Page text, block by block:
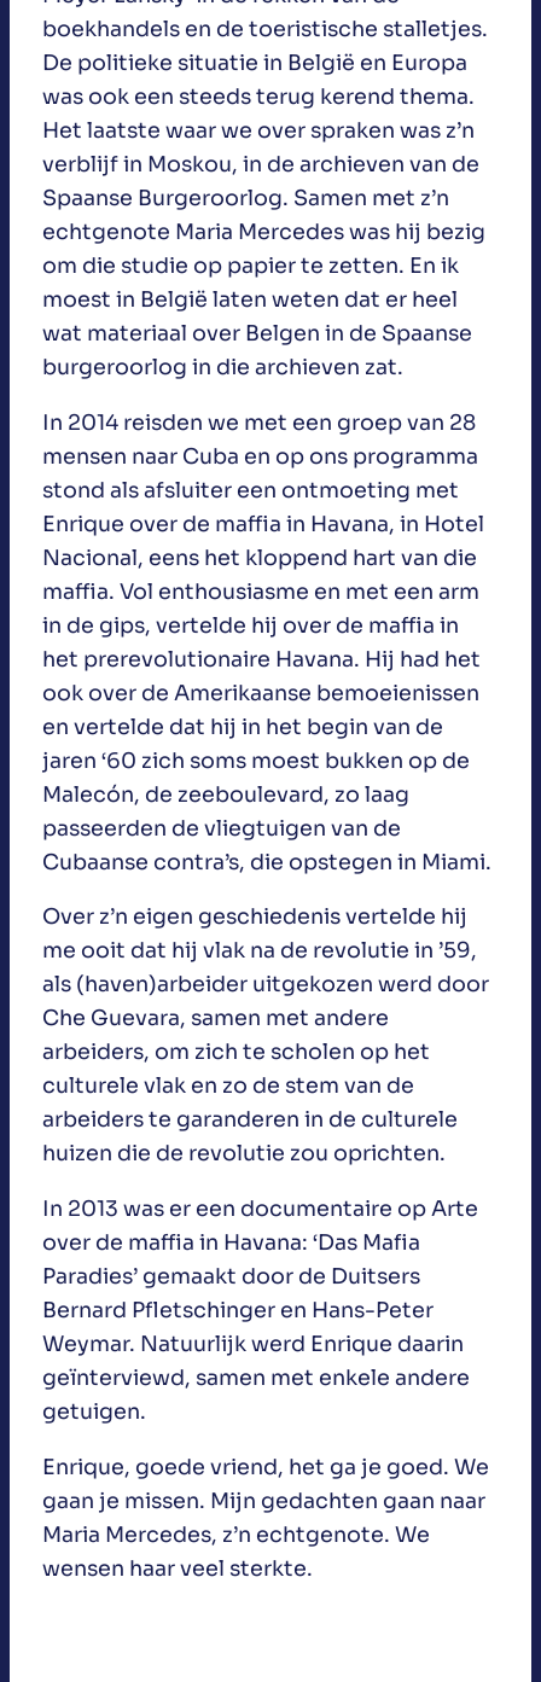
boekhandels en de toeristische stalletjes.
De politieke situatie in België en Europa
was ook een steeds terug kerend thema.
Het laatste waar we over spraken was z’n
verblijf in Moskou, in de archieven van de
Spaanse Burgeroorlog. Samen met z’n
echtgenote Maria Mercedes was hij bezig
om die studie op papier te zetten. En ik
moest in België laten weten dat er heel
wat materiaal over Belgen in de Spaanse
burgeroorlog in die archieven zat.
In 2014 reisden we met een groep van 28
mensen naar Cuba en op ons programma
stond als afsluiter een ontmoeting met
Enrique over de maffia in Havana, in Hotel
Nacional, eens het kloppend hart van die
maffia. Vol enthousiasme en met een arm
in de gips, vertelde hij over de maffia in
het prerevolutionaire Havana. Hij had het
ook over de Amerikaanse bemoeienissen
en vertelde dat hij in het begin van de
jaren ‘60 zich soms moest bukken op de
Malecón, de zeeboulevard, zo laag
passeerden de vliegtuigen van de
Cubaanse contra’s, die opstegen in Miami.
Over z’n eigen geschiedenis vertelde hij
me ooit dat hij vlak na de revolutie in ’59,
als (haven)arbeider uitgekozen werd door
Che Guevara, samen met andere
arbeiders, om zich te scholen op het
culturele vlak en zo de stem van de
arbeiders te garanderen in de culturele
huizen die de revolutie zou oprichten.
In 2013 was er een documentaire op Arte
over de maffia in Havana: ‘Das Mafia
Paradies’ gemaakt door de Duitsers
Bernard Pfletschinger en Hans-Peter
Weymar. Natuurlijk werd Enrique daarin
geïnterviewd, samen met enkele andere
getuigen.
Enrique, goede vriend, het ga je goed. We
gaan je missen. Mijn gedachten gaan naar
Maria Mercedes, z’n echtgenote. We
wensen haar veel sterkte.